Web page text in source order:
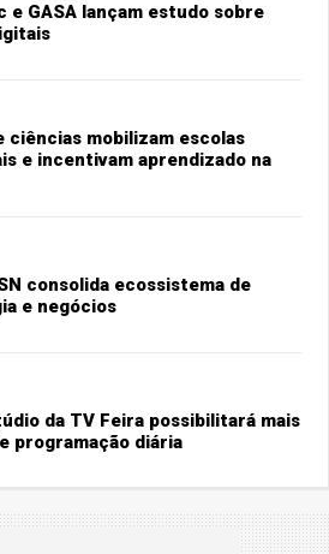
e GASA lançam estudo sobre
ciências mobilizam escolas
e incentivam aprendizado na
consolida ecossistema de
e negócios
da TV Feira possibilitará mais
programação diária